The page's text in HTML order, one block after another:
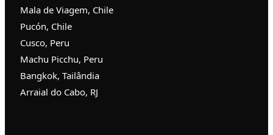
Mala de Viagem, Chile
Pucón, Chile
Cusco, Peru
Machu Picchu, Peru
Bangkok, Tailândia
Arraial do Cabo, RJ